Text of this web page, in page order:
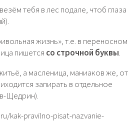
тебя в лес подале, чтоб глаза
жизнь», т.е. в переносном
пишется со строчной буквы.
а масленица, маниаков же, от
запирать в отдельное
Щедрин).
kak-pravilno-pisat-nazvanie-